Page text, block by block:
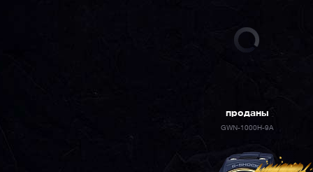
проданы
GWN-1000H-9A